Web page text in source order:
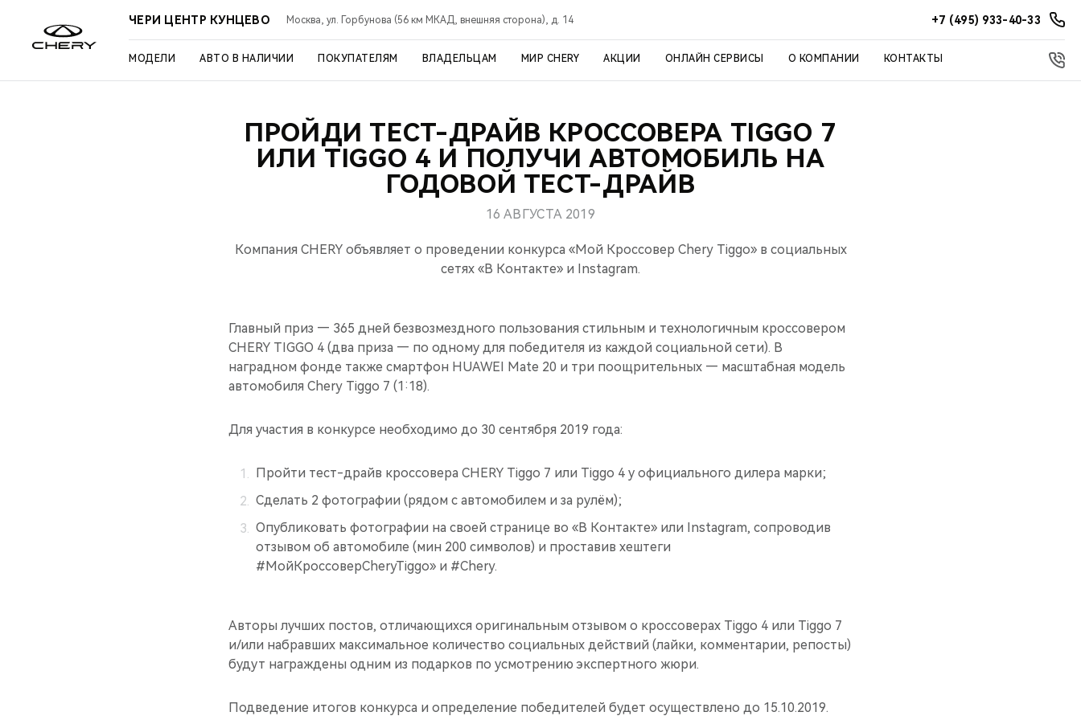
ЧЕРИ ЦЕНТР КУНЦЕВО Москва, ул. Горбунова (56 км МКАД, внешняя сторона), д. 14 +7 (495) 933-40-33
МОДЕЛИ АВТО В НАЛИЧИИ ПОКУПАТЕЛЯМ ВЛАДЕЛЬЦАМ МИР CHERY АКЦИИ ОНЛАЙН СЕРВИСЫ О КОМПАНИИ КОНТАКТЫ
ПРОЙДИ ТЕСТ-ДРАЙВ КРОССОВЕРА TIGGO 7
ИЛИ TIGGO 4 И ПОЛУЧИ АВТОМОБИЛЬ НА
ГОДОВОЙ ТЕСТ-ДРАЙВ
16 АВГУСТА 2019
Компания CHERY объявляет о проведении конкурса «Мой Кроссовер Chery Tiggo» в социальных
сетях «В Контакте» и Instagram.
Главный приз — 365 дней безвозмездного пользования стильным и технологичным кроссовером
CHERY TIGGO 4 (два приза — по одному для победителя из каждой социальной сети). В
наградном фонде также смартфон HUAWEI Mate 20 и три поощрительных — масштабная модель
автомобиля Chery Tiggo 7 (1:18).
Для участия в конкурсе необходимо до 30 сентября 2019 года:
Пройти тест-драйв кроссовера CHERY Tiggo 7 или Tiggo 4 у официального дилера марки;
Сделать 2 фотографии (рядом с автомобилем и за рулём);
Опубликовать фотографии на своей странице во «В Контакте» или Instagram, сопроводив
отзывом об автомобиле (мин 200 символов) и проставив хештеги
#МойКроссоверCheryTiggo» и #Chery.
Авторы лучших постов, отличающихся оригинальным отзывом о кроссоверах Tiggo 4 или Tiggo 7
и/или набравших максимальное количество социальных действий (лайки, комментарии, репосты)
будут награждены одним из подарков по усмотрению экспертного жюри.
Подведение итогов конкурса и определение победителей будет осуществлено до 15.10.2019.